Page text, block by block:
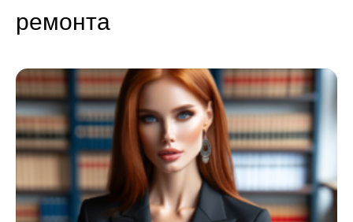
ремонта